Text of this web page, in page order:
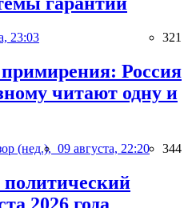
23:03 321
Россия
читают одну и
(нед.), 09 августа, 22:20 344
2026 года